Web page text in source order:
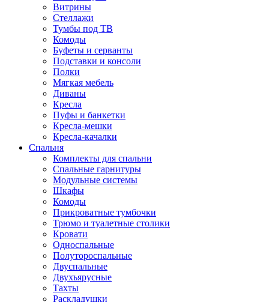
Витрины
Стеллажи
Тумбы под ТВ
Комоды
Буфеты и серванты
Подставки и консоли
Полки
Мягкая мебель
Диваны
Кресла
Пуфы и банкетки
Кресла-мешки
Кресла-качалки
Спальня
Комплекты для спальни
Спальные гарнитуры
Модульные системы
Шкафы
Комоды
Прикроватные тумбочки
Трюмо и туалетные столики
Кровати
Односпальные
Полутороспальные
Двуспальные
Двухъярусные
Тахты
Раскладушки